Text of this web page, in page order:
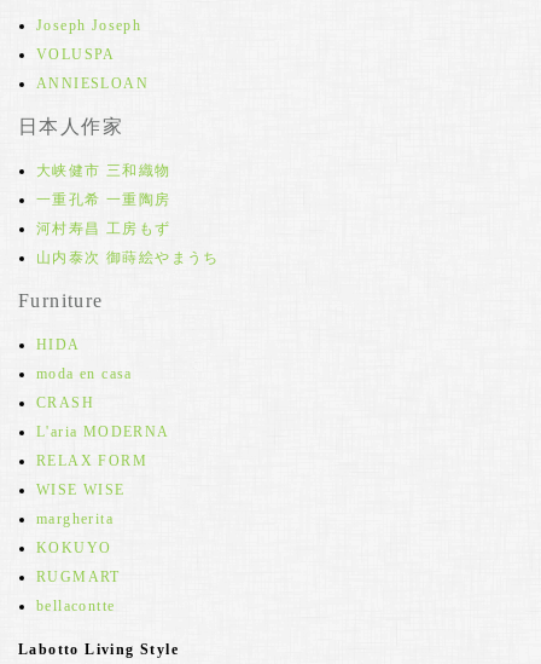
Joseph Joseph
VOLUSPA
ANNIESLOAN
日本人作家
大峡健市 三和織物
一重孔希 一重陶房
河村寿昌 工房もず
山内泰次 御蒔絵やまうち
Furniture
HIDA
moda en casa
CRASH
L'aria MODERNA
RELAX FORM
WISE WISE
margherita
KOKUYO
RUGMART
bellacontte
Labotto Living Style